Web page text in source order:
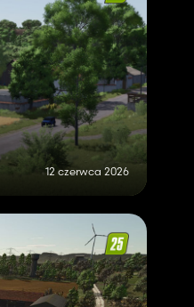
12 czerwca 2026